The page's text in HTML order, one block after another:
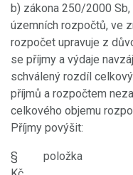
b) zákona 250/2000
územních rozpočtů, ve
rozpočet upravuje z
se příjmy a výdaje
schválený rozdíl
příjmů a rozpočtem
celkového objemu
Příjmy povýšit:
§